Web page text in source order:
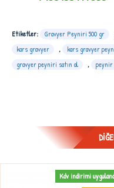
Etiketler: Gravyer Peyniri 500 gr
kars gravyer
, kars gravyer
gravyer peyniri satın al
, peynir
Kdv indirimi